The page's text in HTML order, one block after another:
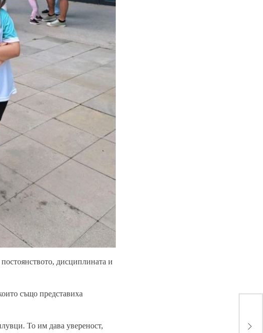
дисциплината и
също представиха
То им дава увереност,